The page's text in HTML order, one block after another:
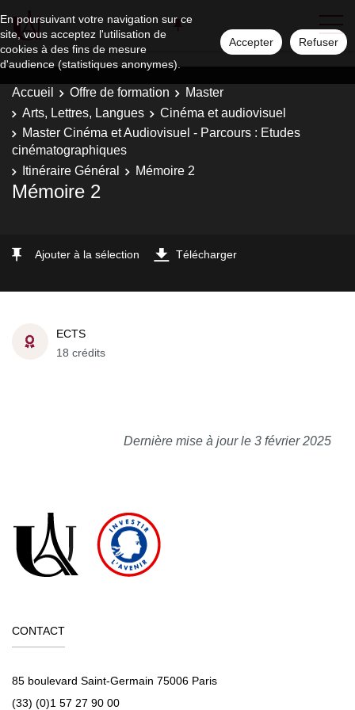
En poursuivant votre navigation sur ce
site, vous acceptez l'utilisation de
cookies à des fins de mesure
d'audience (statistiques anonymes).
Accepter Refuser
Accueil Offre de formation
Master
Arts, Lettres, Langues
Cinéma et audiovisuel
Master Cinéma et Audiovisuel - Parcours : Etudes
cinématographiques
Itinéraire Général
Mémoire 2
Mémoire 2
Ajouter à la sélection Télécharger
ECTS
18 crédits
Dernière mise à jour le 3 février 2025
CONTACT
85 boulevard Saint-Germain 75006 Paris
(33) (0)1 57 27 90 00